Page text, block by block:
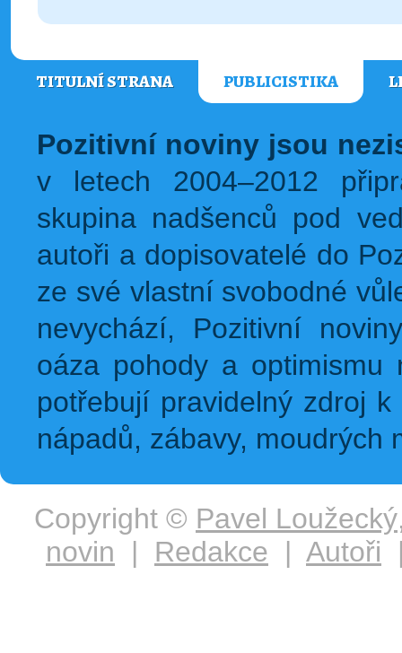
TITULNÍ STRANA PUBLICISTIKA
Pozitivní noviny jsou
v letech 2004–2012
skupina nadšenců pod
autoři a dopisovatelé do
ze své vlastní svobodné
nevychází, Pozitivní
oáza pohody a
potřebují pravidelný zdroj
nápadů, zábavy, moudrých
Copyright © Pavel Loužecký
novin | Redakce | Autoři